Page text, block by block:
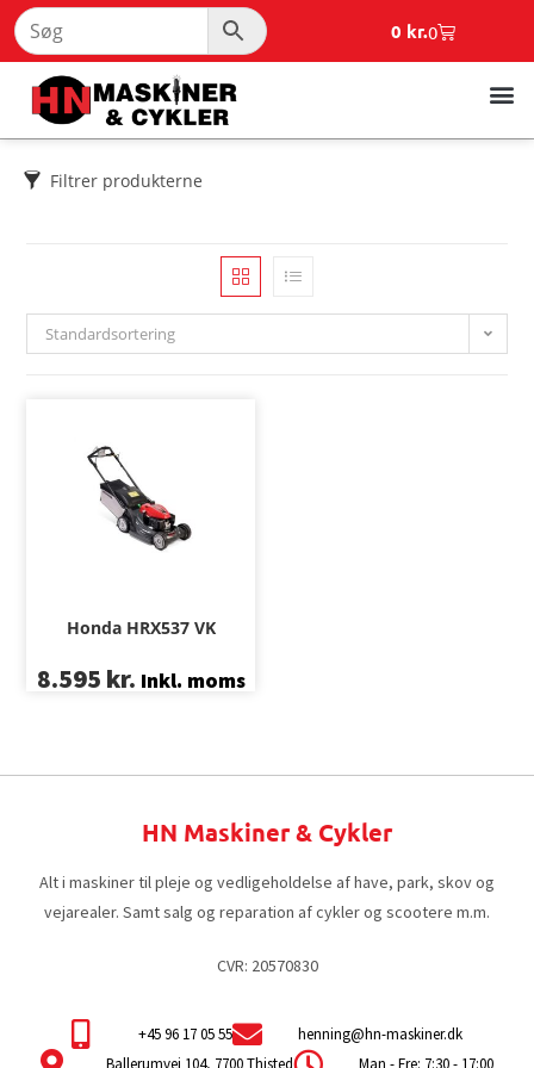
0 kr.0
Filtrer produkterne
Standardsortering
Honda HRX537 VK
8.595 kr. Inkl. moms
HN Maskiner & Cykler
Alt i maskiner til pleje og vedligeholdelse af have, park, skov og
vejarealer. Samt salg og reparation af cykler og scootere m.m.
CVR: 20570830
+45 96 17 05 55
henning@hn-maskiner.dk